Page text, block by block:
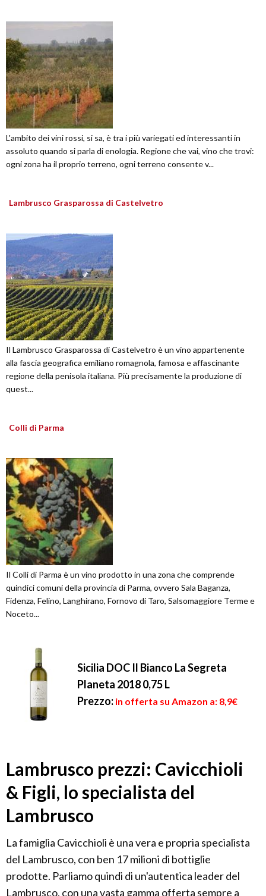
L'ambito dei vini rossi, si sa, è tra i più variegati ed interessanti in
assoluto quando si parla di enologia. Regione che vai, vino che trovi:
ogni zona ha il proprio terreno, ogni terreno consente v...
Lambrusco Grasparossa di Castelvetro
Il Lambrusco Grasparossa di Castelvetro è un vino appartenente
alla fascia geografica emiliano romagnola, famosa e affascinante
regione della penisola italiana. Più precisamente la produzione di
quest...
Colli di Parma
Il Colli di Parma è un vino prodotto in una zona che comprende
quindici comuni della provincia di Parma, ovvero Sala Baganza,
Fidenza, Felino, Langhirano, Fornovo di Taro, Salsomaggiore Terme e
Noceto...
Sicilia DOC Il Bianco La Segreta
Planeta 2018 0,75 L
Prezzo: in offerta su Amazon a: 8,9€
Lambrusco prezzi: Cavicchioli
& Figli, lo specialista del
Lambrusco
La famiglia Cavicchioli è una vera e propria specialista
del Lambrusco, con ben 17 milioni di bottiglie
prodotte. Parliamo quindi di un'autentica leader del
Lambrusco, con una vasta gamma offerta sempre a